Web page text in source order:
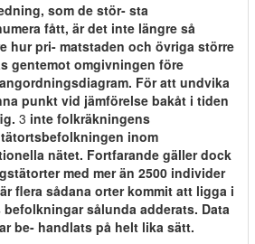
som de stör- sta
fått, är det inte längre så
hur pri- matstaden och övriga större
gentemot omgivningen före
För att undvika
punkt vid jämförelse bakåt i tiden
3 inte folkräkningens
inom
nätet. Fortfarande gäller dock
med mer än 2500 individer
flera sådana orter kommit att ligga i
befolkningar sålunda adderats. Data
be- handlats på helt lika sätt.